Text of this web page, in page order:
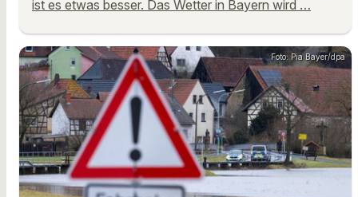
ist es etwas besser. Das Wetter in Bayern wird …
Foto: Pia Bayer/dpa